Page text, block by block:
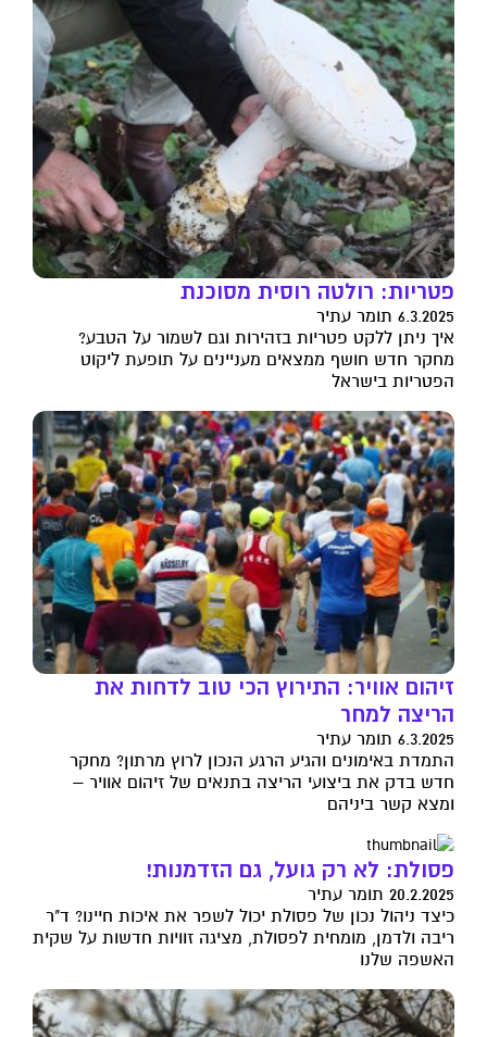
פטריות: רולטה רוסית מסוכנת
6.3.2025 תומר עתיר
איך ניתן ללקט פטריות בזהירות וגם לשמור על הטבע?
מחקר חדש חושף ממצאים מעניינים על תופעת ליקוט
הפטריות בישראל
זיהום אוויר: התירוץ הכי טוב לדחות את
הריצה למחר
6.3.2025 תומר עתיר
התמדת באימונים והגיע הרגע הנכון לרוץ מרתון? מחקר
חדש בדק את ביצועי הריצה בתנאים של זיהום אוויר –
ומצא קשר ביניהם
פסולת: לא רק גועל, גם הזדמנות!
20.2.2025 תומר עתיר
כיצד ניהול נכון של פסולת יכול לשפר את איכות חיינו? ד"ר
ריבה ולדמן, מומחית לפסולת, מציגה זוויות חדשות על שקית
האשפה שלנו